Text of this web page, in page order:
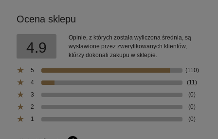
Ocena sklepu
4.9
Opinie, z których została wyliczona średnia, są
wystawione przez zweryfikowanych klientów,
którzy dokonali zakupu w sklepie.
5
(110)
4
(11)
3
(0)
2
(0)
1
(0)